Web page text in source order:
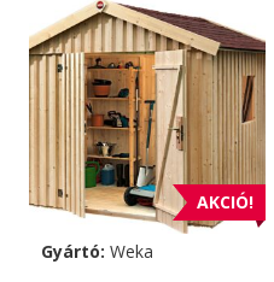
több
variációja
van.
változatok
a
termékoldalon
választhatók
AKCIÓ!
Gyártó: Weka